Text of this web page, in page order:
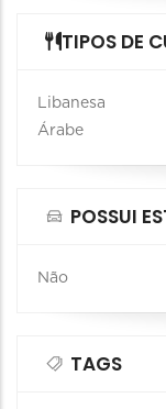
TIPOS DE
Libanesa
Árabe
POSSUI
Não
TAGS